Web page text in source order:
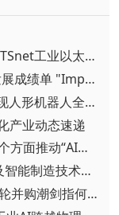
▪ 性能提升5至10倍 我国牵头制定的WiTSnet工业以太网国际标准正式发布
▪ 施耐德电气发布2026上半年可持续发展成绩单 "Impact 2030"路线图开局稳健
▪ 谷歌发布Gemini Robotics 2模型 实现人形机器人全身智能控制突破
产业动态速递
▪ 汇川技术首次披露AI战略进展：从两个方面推动“AI业务化”落地
▪ 聚焦智造新机遇！2026 青岛数字化及智能制造技术论坛圆满落幕
▪ 相继宣布重磅收购，自动化巨头新一轮并购潮剑指何方？